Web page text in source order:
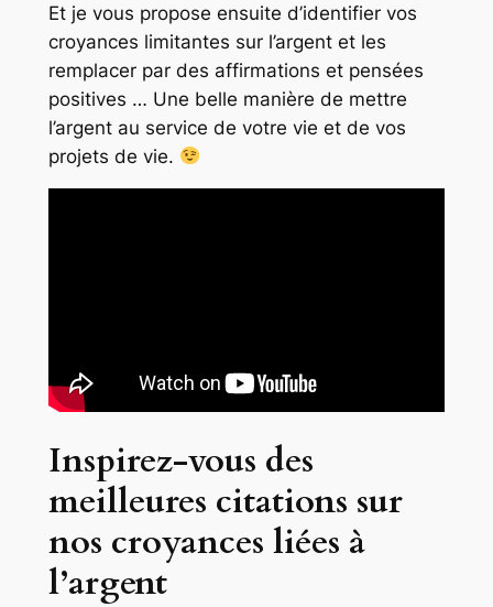
Et je vous propose ensuite d’identifier vos
croyances limitantes sur l’argent et les
remplacer par des affirmations et pensées
positives … Une belle manière de mettre
l’argent au service de votre vie et de vos
projets de vie.
Inspirez-vous des
meilleures citations sur
nos croyances liées à
l’argent